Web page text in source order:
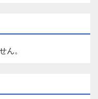
ん。